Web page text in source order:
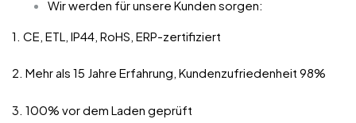
Wir werden für unsere Kunden sorgen:
1. CE, ETL, IP44, RoHS, ERP-zertifiziert
2. Mehr als 15 Jahre Erfahrung, Kundenzufriedenheit 98%
3. 100% vor dem Laden geprüft